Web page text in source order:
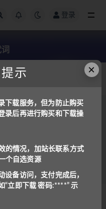
登录
费资源
×
示
下载服务，但为防止购买
录后再进行购买和下载操
的情况，加站长联系方式
个自选资源
设备访问，支付完成后，
“立即下载 密码:****” 示